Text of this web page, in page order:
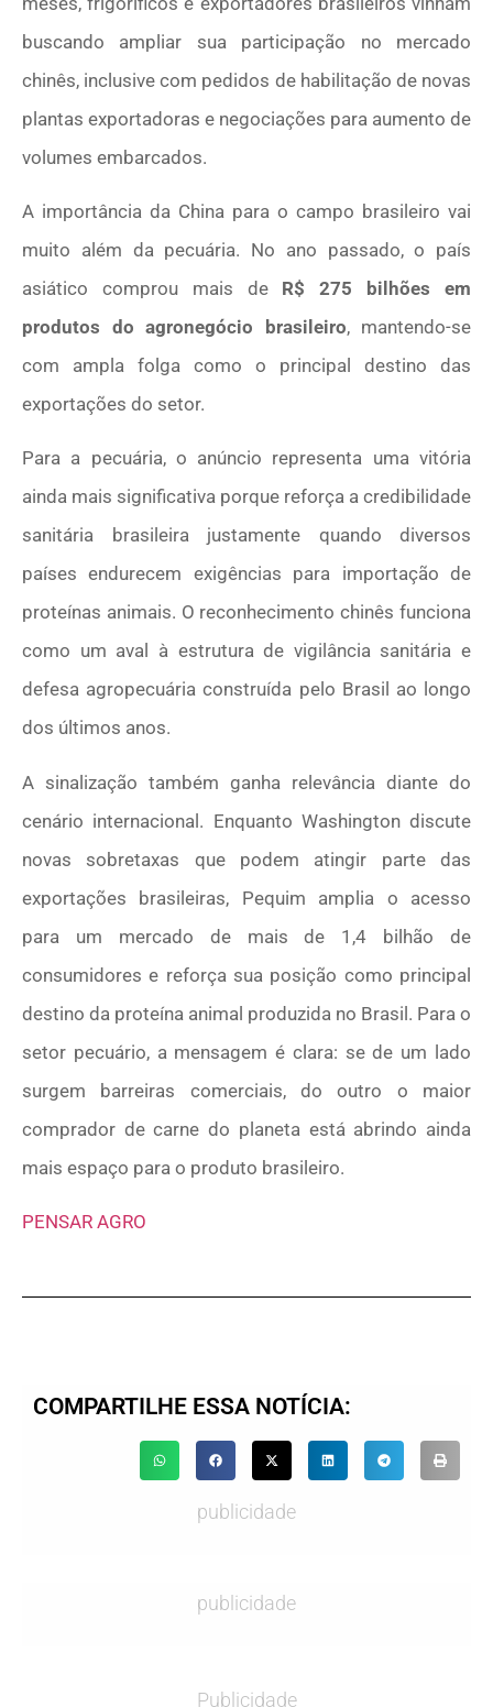
buscando ampliar sua participação no mercado
chinês, inclusive com pedidos de habilitação de novas
plantas exportadoras e negociações para aumento de
volumes embarcados.
A importância da China para o campo brasileiro vai
muito além da pecuária. No ano passado, o país
asiático comprou mais de R$ 275 bilhões em
produtos do agronegócio brasileiro, mantendo-se
com ampla folga como o principal destino das
exportações do setor.
Para a pecuária, o anúncio representa uma vitória
ainda mais significativa porque reforça a credibilidade
sanitária brasileira justamente quando diversos
países endurecem exigências para importação de
proteínas animais. O reconhecimento chinês funciona
como um aval à estrutura de vigilância sanitária e
defesa agropecuária construída pelo Brasil ao longo
dos últimos anos.
A sinalização também ganha relevância diante do
cenário internacional. Enquanto Washington discute
novas sobretaxas que podem atingir parte das
exportações brasileiras, Pequim amplia o acesso
para um mercado de mais de 1,4 bilhão de
consumidores e reforça sua posição como principal
destino da proteína animal produzida no Brasil. Para o
setor pecuário, a mensagem é clara: se de um lado
surgem barreiras comerciais, do outro o maior
comprador de carne do planeta está abrindo ainda
mais espaço para o produto brasileiro.
PENSAR AGRO
COMPARTILHE ESSA NOTÍCIA:
publicidade
publicidade
Publicidade